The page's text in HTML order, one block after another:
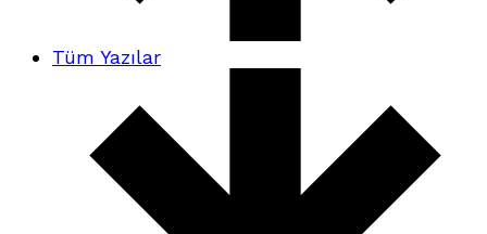
Tüm Yazılar